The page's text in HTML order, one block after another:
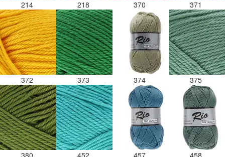
214 218 370 371
372 373 374 375
380 452 457 458